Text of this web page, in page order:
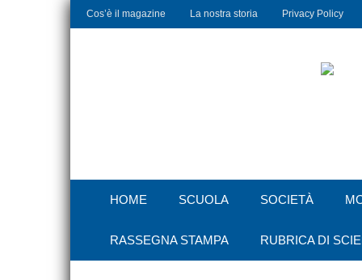
Cos’è il magazine La nostra storia Privacy Policy
HOME SCUOLA SOCIETÀ
RASSEGNA STAMPA RUBRICA DI